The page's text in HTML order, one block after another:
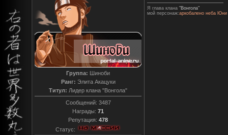
Группа: Шиноби
Ранг: Элита Акацуки
Титул: Лидер клана "Вонгола"
Сообщений: 3487
Награды: 71
Репутация: 478
Статус:
Я глава клана "Вонгола"
мой персонаж:аркобалено неба Юни